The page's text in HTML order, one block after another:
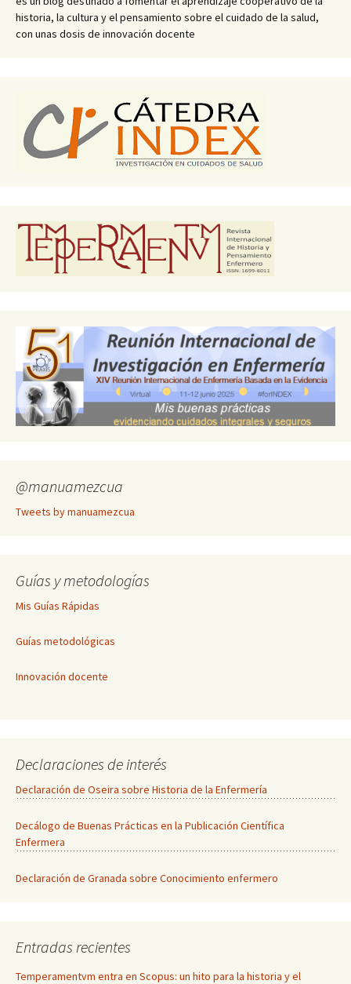
historia, la cultura y el pensamiento sobre el cuidado de la salud,
con unas dosis de innovación docente
@manuamezcua
Tweets by manuamezcua
Guías y metodologías
Mis Guías Rápidas
Guías metodológicas
Innovación docente
Declaraciones de interés
Declaración de Oseira sobre Historia de la Enfermería
Decálogo de Buenas Prácticas en la Publicación Científica
Enfermera
Declaración de Granada sobre Conocimiento enfermero
Entradas recientes
Temperamentvm entra en Scopus: un hito para la historia y el